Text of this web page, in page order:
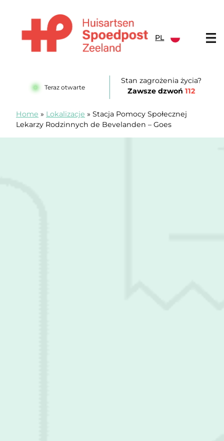
PL
Teraz otwarte
Stan zagrożenia życia?
Zawsze dzwoń112
Home » Lokalizacje » Stacja Pomocy Społecznej
Lekarzy Rodzinnych de Bevelanden – Goes